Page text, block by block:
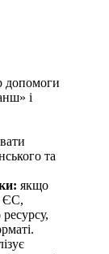
допомоги
і
та
якщо
ЄС,